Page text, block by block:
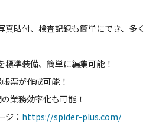
貼付、検査記録も簡単にでき、多く
準装備、簡単に編集可能！
票が作成可能！
業務効率化も可能！
ジ： https://spider-plus.com/